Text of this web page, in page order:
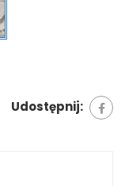
Udostępnij: